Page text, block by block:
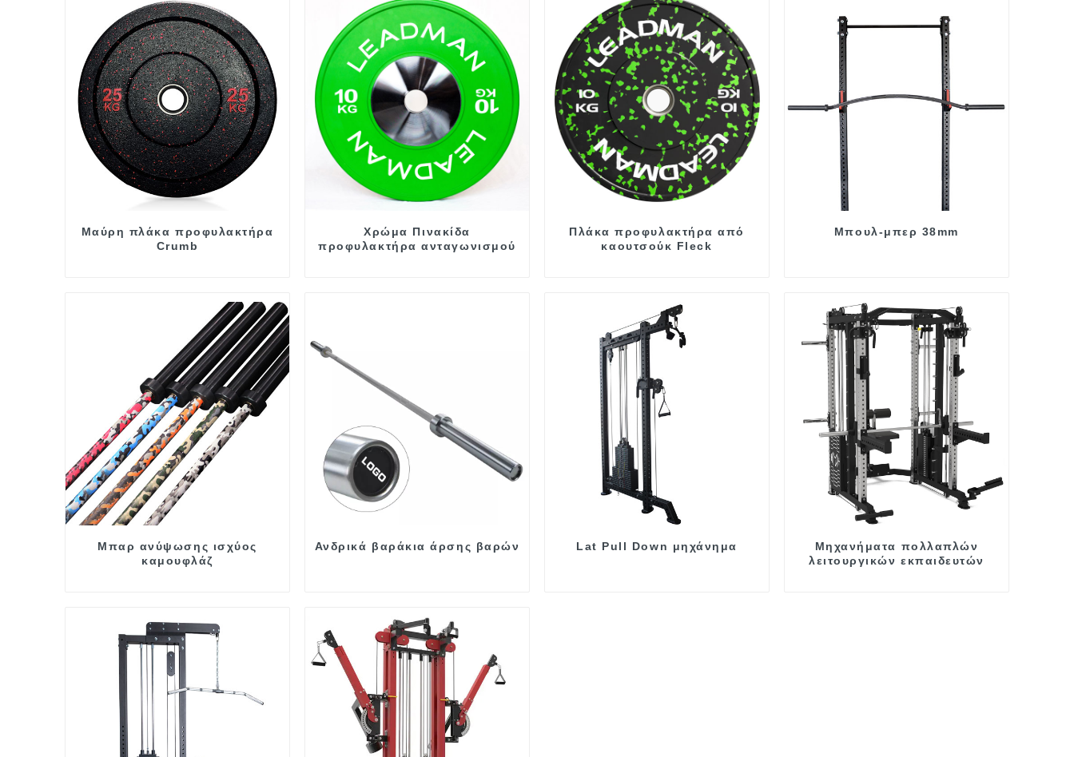
Μαύρη πλάκα προφυλακτήρα
Crumb
Χρώμα Πινακίδα
προφυλακτήρα ανταγωνισμού
Πλάκα προφυλακτήρα από
καουτσούκ Fleck
Μπουλ-μπερ 38mm
Μπαρ ανύψωσης ισχύος
καμουφλάζ
Ανδρικά βαράκια άρσης βαρών Lat Pull Down μηχάνημα
Μηχανήματα πολλαπλών
λειτουργικών εκπαιδευτών